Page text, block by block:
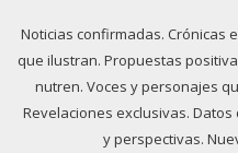
Noticias confirmadas. Crónicas
que ilustran. Propuestas
nutren. Voces y personajes
Revelaciones exclusivas.
y perspectivas.